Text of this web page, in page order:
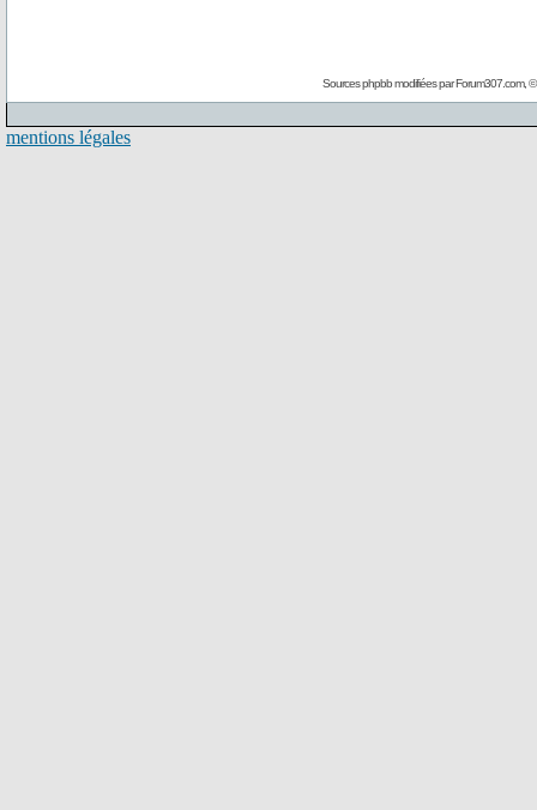
Sources phpbb modifiées parForum307.com, ©
mentions légales